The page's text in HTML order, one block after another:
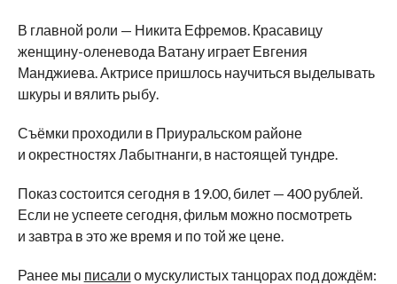
В главной роли — Никита Ефремов. Красавицу
женщину-оленевода Ватану играет Евгения
Манджиева. Актрисе пришлось научиться выделывать
шкуры и вялить рыбу.
Съёмки проходили в Приуральском районе
и окрестностях Лабытнанги, в настоящей тундре.
Показ состоится сегодня в 19.00, билет — 400 рублей.
Если неуспеете сегодня, фильм можно посмотреть
и завтра в этоже время и потой же цене.
Ранее мы писали о мускулистых танцорах под дождём: